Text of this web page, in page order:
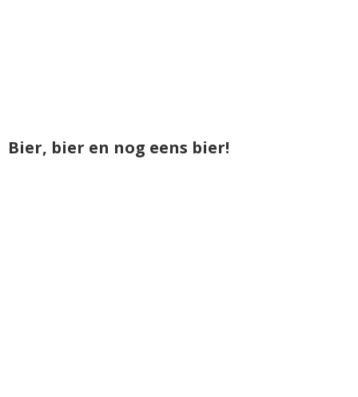
Bier, bier en nog eens bier!